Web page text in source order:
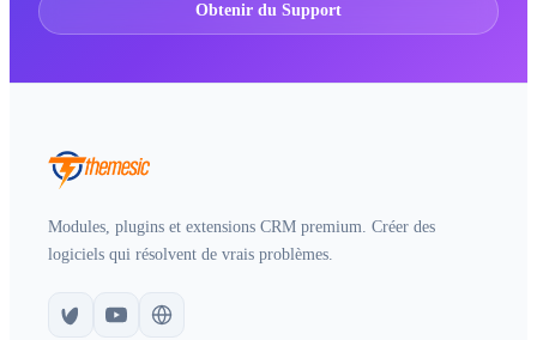
Obtenir du Support
Modules, plugins et extensions CRM premium. Créer des
logiciels qui résolvent de vrais problèmes.